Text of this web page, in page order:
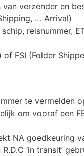
verzender en
… Arrival)
reisnummer,
FSI (Folder
te vermelden
om vooraf een
NA goedkeuring
‘in transit’